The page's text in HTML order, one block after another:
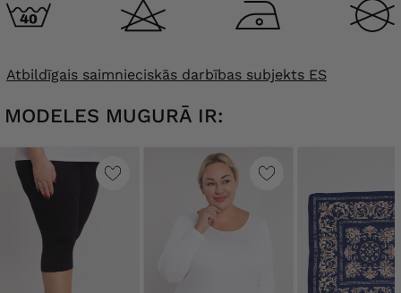
Atbildīgais saimnieciskās darbības subjekts ES
MODELES MUGURĀ IR: